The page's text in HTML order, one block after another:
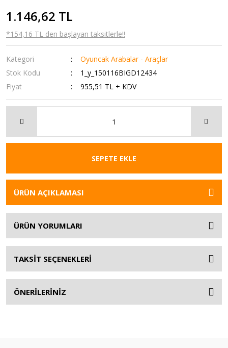
1.146,62 TL
*154,16 TL den başlayan taksitlerle!!
Kategori
Oyuncak Arabalar - Araçlar
Stok Kodu
1_y_150116BIGD12434
Fiyat
955,51 TL + KDV
SEPETE EKLE
ÜRÜN AÇIKLAMASI
ÜRÜN YORUMLARI
TAKSİT SEÇENEKLERİ
ÖNERİLERİNİZ